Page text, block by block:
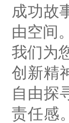
成功故
由空间
我们为
创新精
自由探
责任感